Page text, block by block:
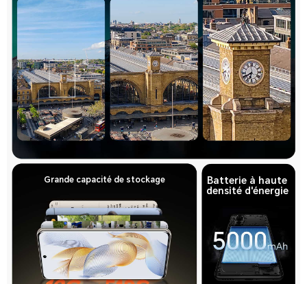
Grande capacité de stockage
Batterie à haute
densité d'énergie